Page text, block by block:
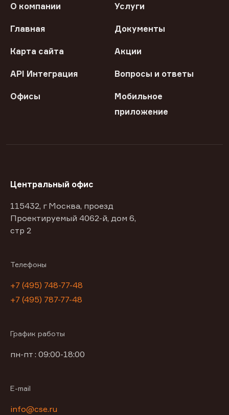
О компании Услуги
Главная Документы
Карта сайта Акции
API Интеграция Вопросы и ответы
Офисы
Мобильное
приложение
Центральный офис
115432, г Москва, проезд
Проектируемый 4062-й, дом 6,
стр 2
Телефоны
+7 (495) 748-77-48
+7 (495) 787-77-48
График работы
пн-пт : 09:00-18:00
E-mail
info@cse.ru